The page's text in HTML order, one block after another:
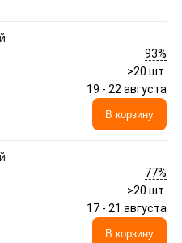
93%
>20 шт.
19 - 22 августа
В корзину
77%
>20 шт.
17 - 21 августа
В корзину